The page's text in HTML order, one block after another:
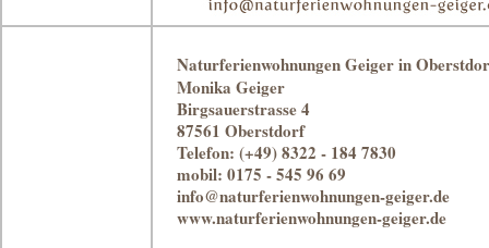
Naturferienwohnungen Geiger in
Monika Geiger
Birgsauerstrasse 4
87561 Oberstdorf
Telefon: (+49) 8322 - 184 7830
mobil: 0175 - 545 96 69
info@naturferienwohnungen-geiger.de
www.naturferienwohnungen-geiger.de